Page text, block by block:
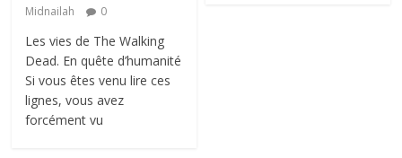
Midnailah
0
Les vies de The Walking
Dead. En quête d’humanité
Si vous êtes venu lire ces
lignes, vous avez
forcément vu